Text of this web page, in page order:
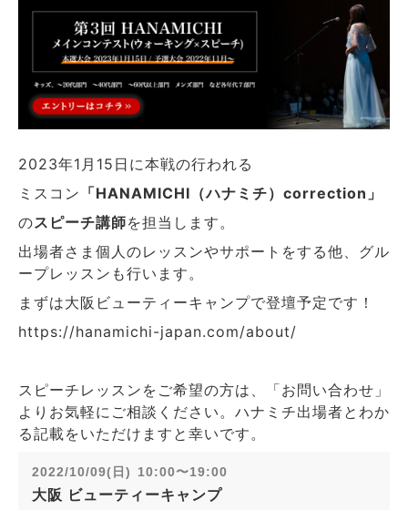
2023年1月15日に本戦の行われる
ミスコン 「HANAMICHI（ハナミチ）correction」
のスピーチ講師を担当します。
出場者さま個人のレッスンやサポートをする他、グル
ープレッスンも行います。
まずは大阪ビューティーキャンプで登壇予定です！
https://hanamichi-japan.com/about/
スピーチレッスンをご希望の方は、「お問い合わせ」
よりお気軽にご相談ください。ハナミチ出場者とわか
る記載をいただけますと幸いです。
2022/10/09(日) 10:00〜19:00
大阪 ビューティーキャンプ